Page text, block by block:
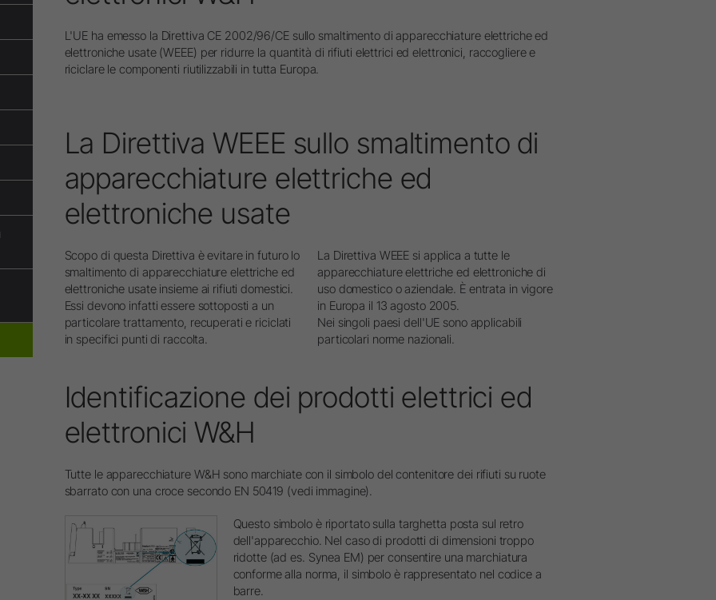
W&H AIMS
Accessori
Panoramica di sistema
L'UE ha emesso la Direttiva CE 2002/96/CE sullo smaltimento di apparecchiature elettriche ed
elettroniche usate (WEEE) per ridurre la quantità di rifiuti elettrici ed elettronici, raccogliere e
riciclare le componenti riutilizzabili in tutta Europa.
La Direttiva WEEE sullo smaltimento di
apparecchiature elettriche ed
elettroniche usate
Scopo di questa Direttiva è evitare in futuro lo
smaltimento di apparecchiature elettriche ed
elettroniche usate insieme ai rifiuti domestici.
Essi devono infatti essere sottoposti a un
particolare trattamento, recuperati e riciclati
in specifici punti di raccolta.
La Direttiva WEEE si applica a tutte le
apparecchiature elettriche ed elettroniche di
uso domestico o aziendale. È entrata in vigore
in Europa il 13 agosto 2005.
Nei singoli paesi dell'UE sono applicabili
particolari norme nazionali.
Identificazione dei prodotti elettrici ed
elettronici W&H
Tutte le apparecchiature W&H sono marchiate con il simbolo del contenitore dei rifiuti su ruote
sbarrato con una croce secondo EN 50419 (vedi immagine).
Questo simbolo è riportato sulla targhetta posta sul retro
dell'apparecchio. Nel caso di prodotti di dimensioni troppo
ridotte (ad es. Synea EM) per consentire una marchiatura
conforme alla norma, il simbolo è rappresentato nel codice a
barre.